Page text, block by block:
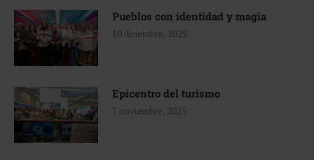
Pueblos con identidad y magia
10 diciembre, 2025
Epicentro del turismo
7 noviembre, 2025